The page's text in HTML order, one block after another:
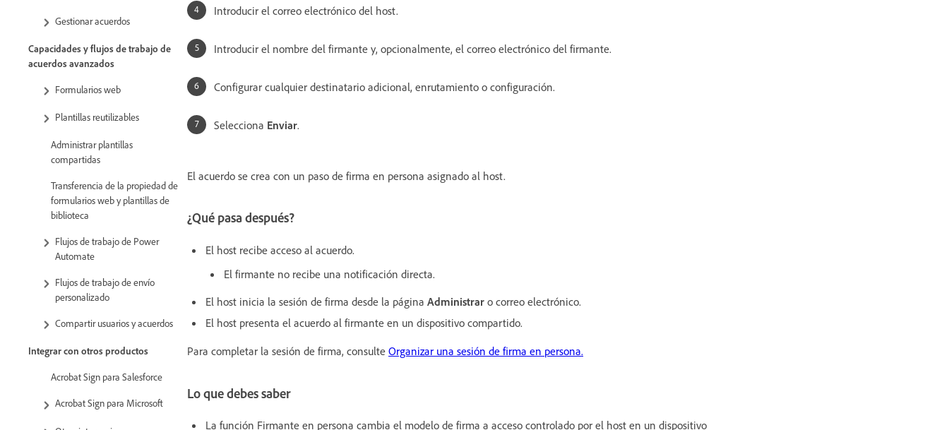
Gestionar acuerdos
Capacidades y flujos de trabajo de
acuerdos avanzados
Formularios web
Plantillas reutilizables
Administrar plantillas
compartidas
Transferencia de la propiedad de
formularios web y plantillas de
biblioteca
Flujos de trabajo de Power
Automate
Flujos de trabajo de envío
personalizado
Compartir usuarios y acuerdos
Integrar con otros productos
Acrobat Sign para Salesforce
Acrobat Sign para Microsoft
Introducir el correo electrónico del host.
Introducir el nombre del firmante y, opcionalmente, el correo electrónico del firmante.
Configurar cualquier destinatario adicional, enrutamiento o configuración.
Selecciona Enviar.
El acuerdo se crea con un paso de firma en persona asignado al host.
¿Qué pasa después?
El host recibe acceso al acuerdo.
El firmante no recibe una notificación directa.
El host inicia la sesión de firma desde la página Administrar o correo electrónico.
El host presenta el acuerdo al firmante en un dispositivo compartido.
Para completar la sesión de firma, consulte Organizar una sesión de firma en persona.
Lo que debes saber
La función Firmante en persona cambia el modelo de firma a acceso controlado por el host en un dispositivo